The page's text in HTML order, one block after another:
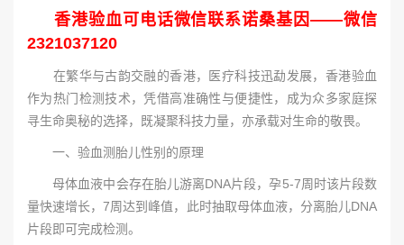
香港验血可电话微信联系诺桑基因——微信
2321037120
在繁华与古韵交融的香港，医疗科技迅勐发展，香港验血
作为热门检测技术，凭借高准确性与便捷性，成为众多家庭探
寻生命奥秘的选择，既凝聚科技力量，亦承载对生命的敬畏。
一、验血测胎儿性别的原理
母体血液中会存在胎儿游离DNA片段，孕5-7周时该片段数
量快速增长，7周达到峰值，此时抽取母体血液，分离胎儿DNA
片段即可完成检测。